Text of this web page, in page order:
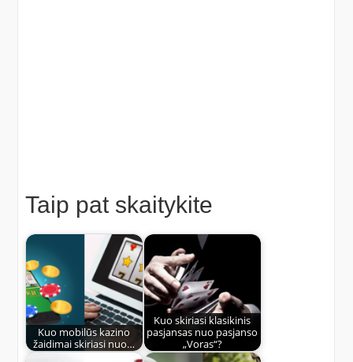
Taip pat skaitykite
Kuo mobilūs kazino
žaidimai skiriasi nuo…
Kuo skiriasi klasikinis
pasjansas nuo pasjanso
„Voras“?